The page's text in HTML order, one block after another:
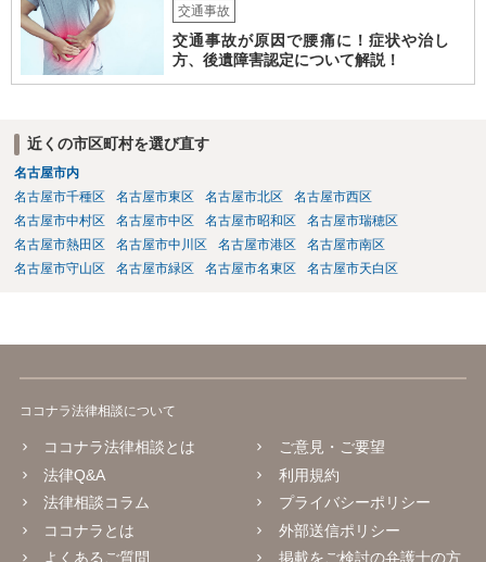
交通事故
交通事故が原因で腰痛に！症状や治し
方、後遺障害認定について解説！
近くの市区町村を選び直す
名古屋市内
名古屋市千種区
名古屋市東区 名古屋市北区
名古屋市西区
名古屋市中村区
名古屋市中区 名古屋市昭和区
名古屋市瑞穂区
名古屋市熱田区
名古屋市中川区 名古屋市港区
名古屋市南区
名古屋市守山区
名古屋市緑区 名古屋市名東区 名古屋市天白区
ココナラ法律相談について
ココナラ法律相談とは
法律Q&A
法律相談コラム
ココナラとは
よくあるご質問
ご意見・ご要望
利用規約
プライバシーポリシー
外部送信ポリシー
掲載をご検討の弁護士の方